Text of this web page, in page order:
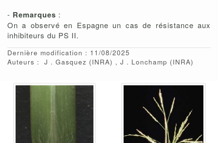
- Remarques :
On a observé en Espagne un cas de résistance aux
inhibiteurs du PS II.
Dernière modification : 11/08/2025
Auteurs :
J Gasquez (INRA) J Lonchamp (INRA)